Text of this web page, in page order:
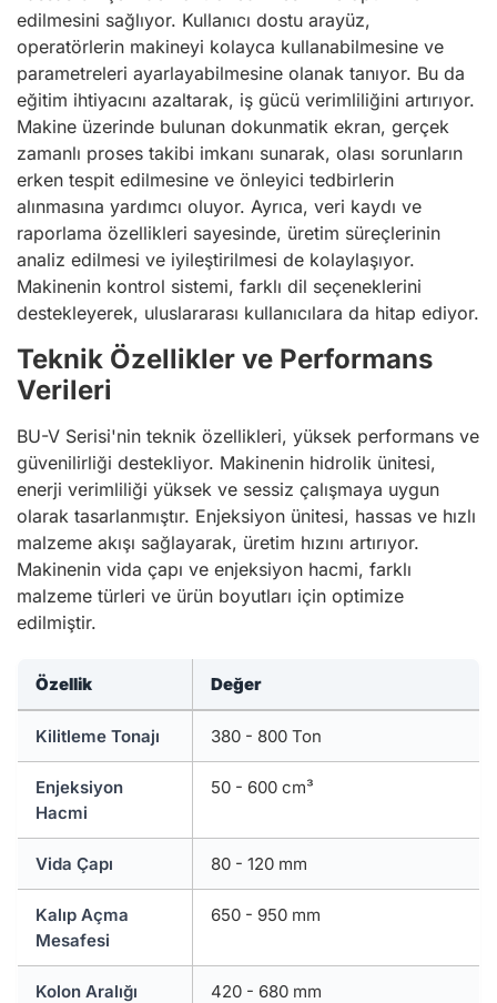
edilmesini sağlıyor. Kullanıcı dostu arayüz,
operatörlerin makineyi kolayca kullanabilmesine ve
parametreleri ayarlayabilmesine olanak tanıyor. Bu da
eğitim ihtiyacını azaltarak, iş gücü verimliliğini artırıyor.
Makine üzerinde bulunan dokunmatik ekran, gerçek
zamanlı proses takibi imkanı sunarak, olası sorunların
erken tespit edilmesine ve önleyici tedbirlerin
alınmasına yardımcı oluyor. Ayrıca, veri kaydı ve
raporlama özellikleri sayesinde, üretim süreçlerinin
analiz edilmesi ve iyileştirilmesi de kolaylaşıyor.
Makinenin kontrol sistemi, farklı dil seçeneklerini
destekleyerek, uluslararası kullanıcılara da hitap ediyor.
Teknik Özellikler ve Performans
Verileri
BU-V Serisi'nin teknik özellikleri, yüksek performans ve
güvenilirliği destekliyor. Makinenin hidrolik ünitesi,
enerji verimliliği yüksek ve sessiz çalışmaya uygun
olarak tasarlanmıştır. Enjeksiyon ünitesi, hassas ve hızlı
malzeme akışı sağlayarak, üretim hızını artırıyor.
Makinenin vida çapı ve enjeksiyon hacmi, farklı
malzeme türleri ve ürün boyutları için optimize
edilmiştir.
Özellik Değer
Kilitleme Tonajı 380 - 800 Ton
Enjeksiyon
Hacmi
50 - 600 cm³
Vida Çapı 80 - 120 mm
Kalıp Açma
Mesafesi
650 - 950 mm
Kolon Aralığı 420 - 680 mm